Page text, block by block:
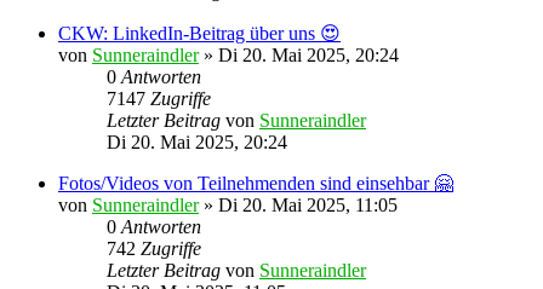
CKW: LinkedIn-Beitrag über uns 😍
von Sunneraindler» Di 20. Mai 2025, 20:24
0 Antworten
7147 Zugriffe
Letzter Beitrag von Sunneraindler
Di 20. Mai 2025, 20:24
Fotos/Videos von Teilnehmenden sind einsehbar 🤗
von Sunneraindler» Di 20. Mai 2025, 11:05
0 Antworten
742 Zugriffe
Letzter Beitrag von Sunneraindler